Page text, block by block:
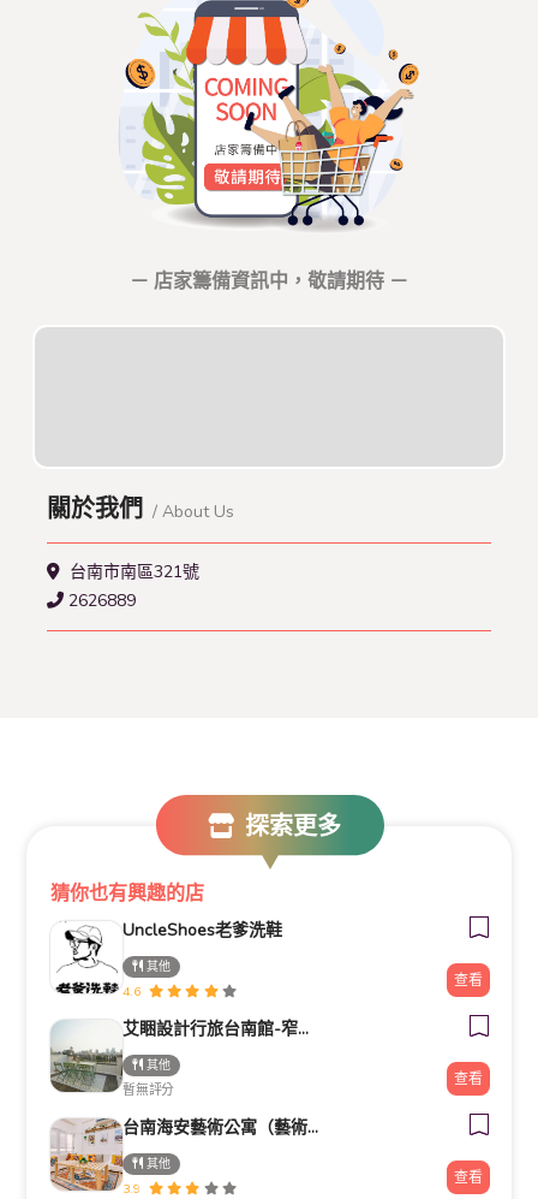
－ 店家籌備資訊中，敬請期待 －
關於我們 / About Us
台南市南區321號
2626889
探索更多
猜你也有興趣的店
UncleShoes老爹洗鞋
其他
4.6
查看
艾睏設計行旅台南館-窄巷子民宿
其他
暫無評分
查看
台南海安藝術公寓（藝術公寓民宿）
其他
3.9
查看